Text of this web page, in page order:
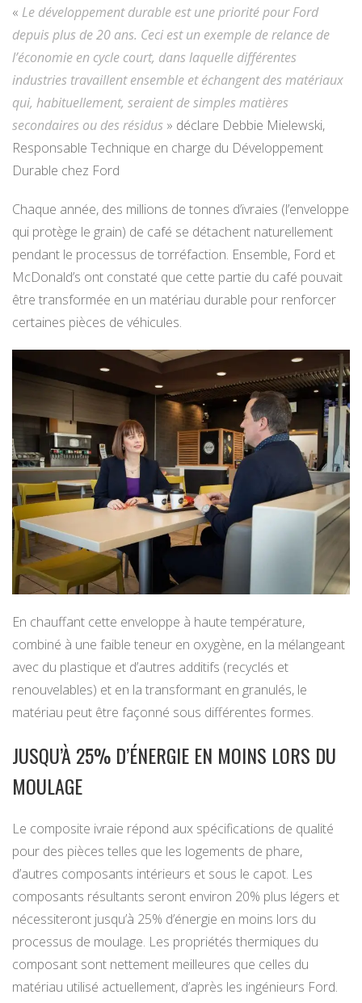
« Le développement durable est une priorité pour Ford
depuis plus de 20 ans. Ceci est un exemple de relance de
l’économie en cycle court, dans laquelle différentes
industries travaillent ensemble et échangent des matériaux
qui, habituellement, seraient de simples matières
secondaires ou des résidus » déclare Debbie Mielewski,
Responsable Technique en charge du Développement
Durable chez Ford
Chaque année, des millions de tonnes d’ivraies (l’enveloppe
qui protège le grain) de café se détachent naturellement
pendant le processus de torréfaction. Ensemble, Ford et
McDonald’s ont constaté que cette partie du café pouvait
être transformée en un matériau durable pour renforcer
certaines pièces de véhicules.
En chauffant cette enveloppe à haute température,
combiné à une faible teneur en oxygène, en la mélangeant
avec du plastique et d’autres additifs (recyclés et
renouvelables) et en la transformant en granulés, le
matériau peut être façonné sous différentes formes.
JUSQU’À 25% D’ÉNERGIE EN MOINS LORS DU
MOULAGE
Le composite ivraie répond aux spécifications de qualité
pour des pièces telles que les logements de phare,
d’autres composants intérieurs et sous le capot. Les
composants résultants seront environ 20% plus légers et
nécessiteront jusqu’à 25% d’énergie en moins lors du
processus de moulage. Les propriétés thermiques du
composant sont nettement meilleures que celles du
matériau utilisé actuellement, d’après les ingénieurs Ford.